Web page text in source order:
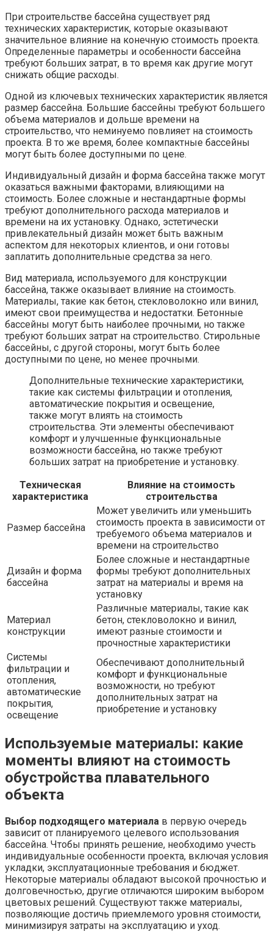
При строительстве бассейна существует ряд
технических характеристик, которые оказывают
значительное влияние на конечную стоимость проекта.
Определенные параметры и особенности бассейна
требуют больших затрат, в то время как другие могут
снижать общие расходы.
Одной из ключевых технических характеристик является
размер бассейна. Большие бассейны требуют большего
объема материалов и дольше времени на
строительство, что неминуемо повлияет на стоимость
проекта. В то же время, более компактные бассейны
могут быть более доступными по цене.
Индивидуальный дизайн и форма бассейна также могут
оказаться важными факторами, влияющими на
стоимость. Более сложные и нестандартные формы
требуют дополнительного расхода материалов и
времени на их установку. Однако, эстетически
привлекательный дизайн может быть важным
аспектом для некоторых клиентов, и они готовы
заплатить дополнительные средства за него.
Вид материала, используемого для конструкции
бассейна, также оказывает влияние на стоимость.
Материалы, такие как бетон, стекловолокно или винил,
имеют свои преимущества и недостатки. Бетонные
бассейны могут быть наиболее прочными, но также
требуют больших затрат на строительство. Стирольные
бассейны, с другой стороны, могут быть более
доступными по цене, но менее прочными.
Дополнительные технические характеристики,
такие как системы фильтрации и отопления,
автоматические покрытия и освещение,
также могут влиять на стоимость
строительства. Эти элементы обеспечивают
комфорт и улучшенные функциональные
возможности бассейна, но также требуют
больших затрат на приобретение и установку.
Техническая
характеристика
Влияние на стоимость
строительства
Размер бассейна
Может увеличить или уменьшить
стоимость проекта в зависимости от
требуемого объема материалов и
времени на строительство
Дизайн и форма
бассейна
Более сложные и нестандартные
формы требуют дополнительных
затрат на материалы и время на
установку
Материал
конструкции
Различные материалы, такие как
бетон, стекловолокно и винил,
имеют разные стоимости и
прочностные характеристики
Системы
фильтрации и
отопления,
автоматические
покрытия,
освещение
Обеспечивают дополнительный
комфорт и функциональные
возможности, но требуют
дополнительных затрат на
приобретение и установку
Используемые материалы: какие
моменты влияют на стоимость
обустройства плавательного
объекта
Выбор подходящего материала в первую очередь
зависит от планируемого целевого использования
бассейна. Чтобы принять решение, необходимо учесть
индивидуальные особенности проекта, включая условия
укладки, эксплуатационные требования и бюджет.
Некоторые материалы обладают высокой прочностью и
долговечностью, другие отличаются широким выбором
цветовых решений. Существуют также материалы,
позволяющие достичь приемлемого уровня стоимости,
минимизируя затраты на эксплуатацию и уход.